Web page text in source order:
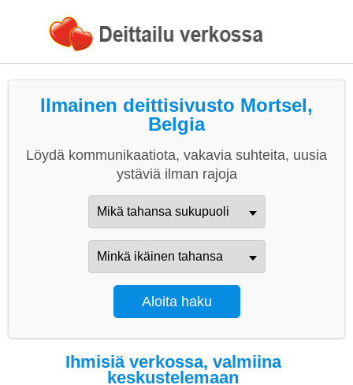
Ilmainen deittisivusto Mortsel,
Belgia
Löydä kommunikaatiota, vakavia suhteita, uusia
ystäviä ilman rajoja
Ihmisiä verkossa, valmiina
keskustelemaan